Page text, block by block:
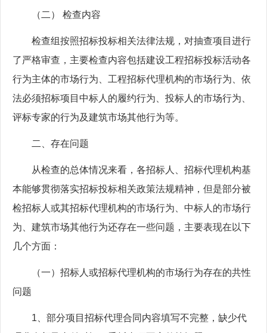
（二） 检查内容
检查组按照招标投标相关法律法规，对抽查项目进行
了严格审查，主要检查内容包括建设工程招标投标活动各
行为主体的市场行为、工程招标代理机构的市场行为、依
法必须招标项目中标人的履约行为、投标人的市场行为、
评标专家的行为及建筑市场其他行为等。
二、存在问题
从检查的总体情况来看，各招标人、招标代理机构基
本能够贯彻落实招标投标相关政策法规精神，但是部分被
检招标人或其招标代理机构的市场行为、中标人的市场行
为、建筑市场其他行为还存在一些问题，主要表现在以下
几个方面：
（一）招标人或招标代理机构的市场行为存在的共性
问题
1、部分项目招标代理合同内容填写不完整，缺少代